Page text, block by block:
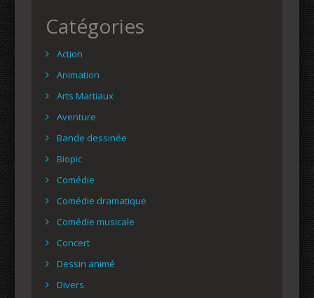
Catégories
Action
Animation
Arts Martiaux
Aventure
Bande dessinée
Biopic
Comédie
Comédie dramatique
Comédie musicale
Concert
Dessin animé
Divers